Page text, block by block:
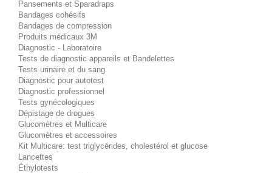
Pansements et Sparadraps
Bandages cohésifs
Bandages de compression
Produits médicaux 3M
Diagnostic - Laboratoire
Tests de diagnostic appareils et Bandelettes
Tests urinaire et du sang
Diagnostic pour autotest
Diagnostic professionnel
Tests gynécologiques
Dépistage de drogues
Glucomètres et Multicare
Glucomètres et accessoires
Kit Multicare: test triglycérides, cholestérol et glucose
Lancettes
Éthylotests